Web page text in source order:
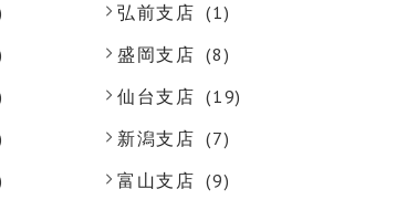
弘前支店 (1)
盛岡支店 (8)
仙台支店 (19)
新潟支店 (7)
富山支店 (9)